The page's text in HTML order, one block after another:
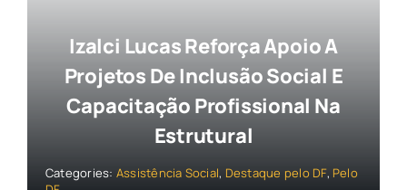
Izalci Lucas Reforça Apoio A
Projetos De Inclusão Social E
Capacitação Profissional Na
Estrutural
Categories: Assistência Social, Destaque pelo DF, Pelo